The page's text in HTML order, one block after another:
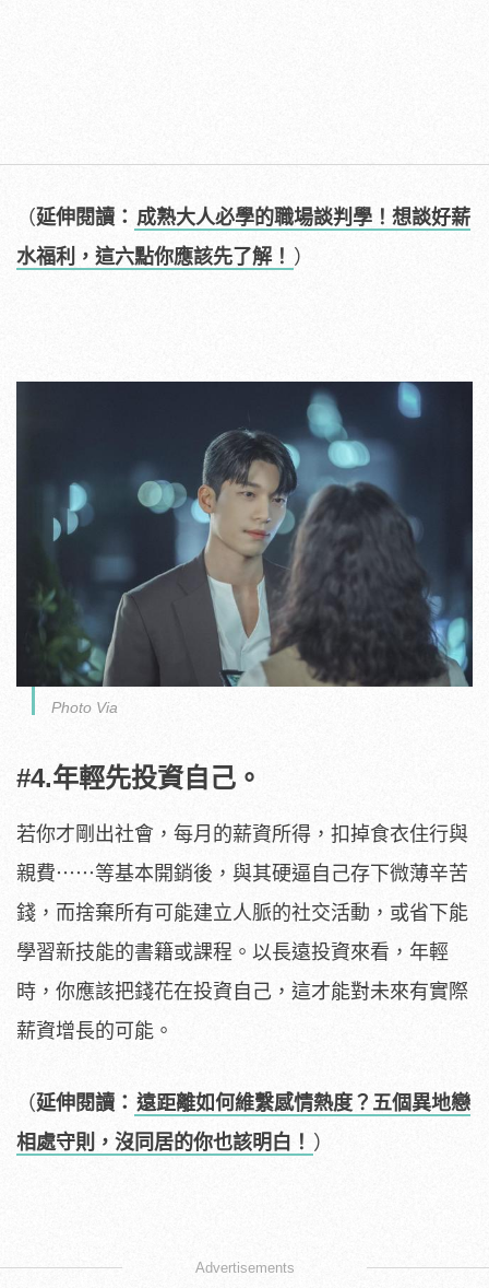
（延伸閱讀： 成熟大人必學的職場談判學！想談好薪
水福利，這六點你應該先了解！ ）
Photo Via
#4.年輕先投資自己。
若你才剛出社會，每月的薪資所得，扣掉食衣住行與
親費⋯⋯等基本開銷後，與其硬逼自己存下微薄辛苦
錢，而捨棄所有可能建立人脈的社交活動，或省下能
學習新技能的書籍或課程。以長遠投資來看，年輕
時，你應該把錢花在投資自己，這才能對未來有實際
薪資增長的可能。
（延伸閱讀： 遠距離如何維繫感情熱度？五個異地戀
相處守則，沒同居的你也該明白！ ）
Advertisements